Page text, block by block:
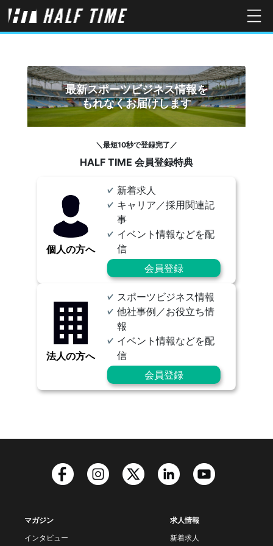
最新スポーツビジネス情報を
もれなくお届けします
＼最短10秒で登録完了／
HALF TIME 会員登録特典
個人の方へ
新着求人
キャリア／採用関連記
事
イベント情報などを配
信
会員登録
法人の方へ
スポーツビジネス情報
他社事例／お役立ち情
報
イベント情報などを配
信
会員登録
マガジン
インタビュー
求人情報
新着求人